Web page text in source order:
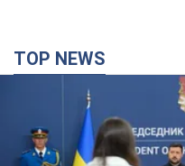
"Мы благодарны, но
Зеленский призвал
России